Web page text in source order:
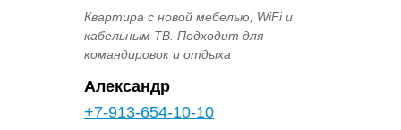
Квартира с новой мебелью, WiFi и
кабельным ТВ. Подходит для
командировок и отдыха
Александр
+7-913-654-10-10